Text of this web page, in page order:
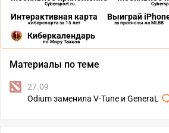
Cybersport.ru
Интерактивная карта
киберспорта за 15 лет
Выиграй
за прогнозы на MLBB
Киберкалендарь
по Миру Танков
Материалы по теме
27.09
Odium заменила V-Tune и GeneraL